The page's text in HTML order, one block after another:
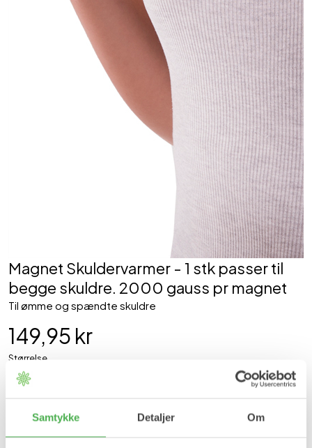
Samtykke Detaljer Om
Magnet Skuldervarmer - 1 stk passer til
begge skuldre. 2000 gauss pr magnet
Til ømme og spændte skuldre
149,95 kr
Størrelse
L(S-L)